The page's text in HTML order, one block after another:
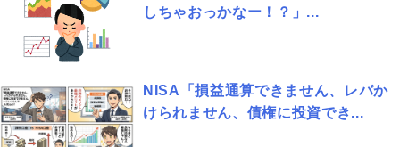
しちゃおっかなー！？」...
NISA「損益通算できません、レバか
けられません、債権に投資でき...